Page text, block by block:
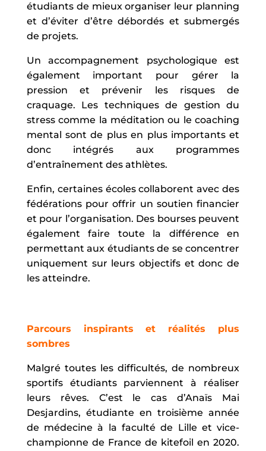
étudiants de mieux organiser leur planning
et d’éviter d’être débordés et submergés
de projets.
Un accompagnement psychologique est
également important pour gérer la
pression et prévenir les risques de
craquage. Les techniques de gestion du
stress comme la méditation ou le coaching
mental sont de plus en plus importants et
donc intégrés aux programmes
d’entraînement des athlètes.
Enfin, certaines écoles collaborent avec des
fédérations pour offrir un soutien financier
et pour l’organisation. Des bourses peuvent
également faire toute la différence en
permettant aux étudiants de se concentrer
uniquement sur leurs objectifs et donc de
les atteindre.
Parcours inspirants et réalités plus
sombres
Malgré toutes les difficultés, de nombreux
sportifs étudiants parviennent à réaliser
leurs rêves. C’est le cas d’Anaïs Mai
Desjardins, étudiante en troisième année
de médecine à la faculté de Lille et vice-
championne de France de kitefoil en 2020.